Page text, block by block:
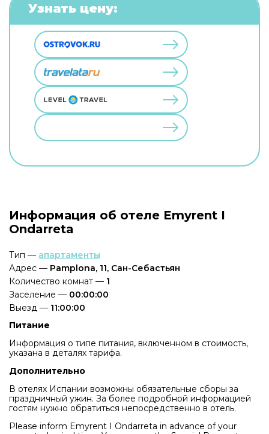
Узнать цену:
Информация об отеле Emyrent I
Ondarreta
Тип — апартаменты
Адрес — Pamplona, 11, Сан-Себастьян
Количество комнат — 1
Заселение — 00:00:00
Выезд — 11:00:00
Питание
Информация о типе питания, включенном в стоимость,
указана в деталях тарифа.
Дополнительно
В отелях Испании возможны обязательные сборы за
праздничный ужин. За более подробной информацией
гостям нужно обратиться непосредственно в отель.
Please inform Emyrent I Ondarreta in advance of your